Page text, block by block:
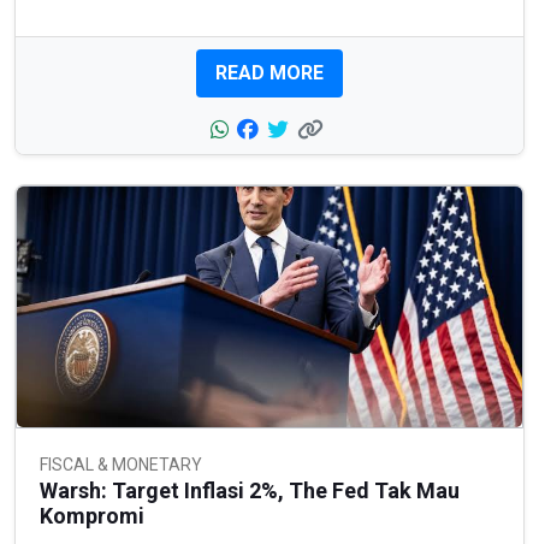
READ MORE
FISCAL & MONETARY
Warsh: Target Inflasi 2%, The Fed Tak Mau
Kompromi